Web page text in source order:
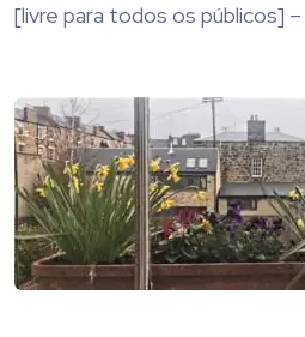
[livre para todos os públicos] –